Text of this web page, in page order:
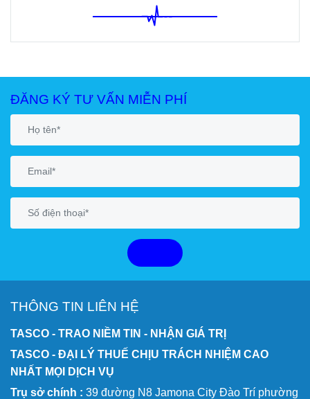
ĐĂNG KÝ TƯ VẤN MIỄN PHÍ
THÔNG TIN LIÊN HỆ
TASCO - TRAO NIỀM TIN - NHẬN GIÁ TRỊ
TASCO - ĐẠI LÝ THUẾ CHỊU TRÁCH NHIỆM CAO
NHẤT MỌI DỊCH VỤ
Trụ sở chính : 39 đường N8 Jamona City Đào Trí phường